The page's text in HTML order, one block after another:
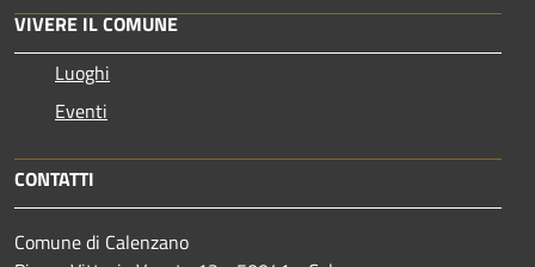
VIVERE IL COMUNE
Luoghi
Eventi
CONTATTI
Comune di Calenzano